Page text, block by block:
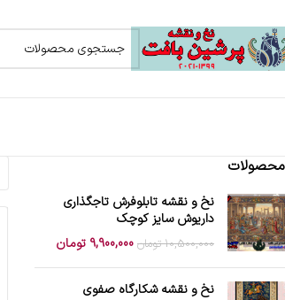
محصولات
نخ و نقشه تابلوفرش تاجگذاری
داریوش سایز کوچک
10,500,000 تومان 9,900,000 تومان
نخ و نقشه شکارگاه صفوی